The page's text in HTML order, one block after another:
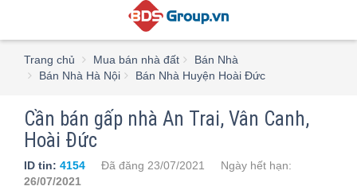
Trang chủ Mua bán nhà đất
Bán Nhà
Bán Nhà Hà Nội
Bán Nhà Huyện Hoài Đức
Cần bán gấp nhà An Trai, Vân Canh,
Hoài Đức
ID tin: 4154 Đã đăng 23/07/2021
Ngày hết hạn:
26/07/2021